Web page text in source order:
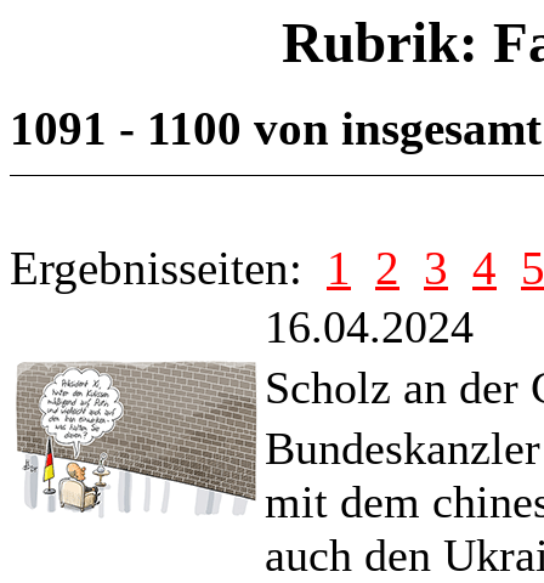
Rubrik:
1091 - 1100 von
Ergebnisseiten: 1 2 3 4 5
16.04.2024
Scholz an der
mit dem
auch den